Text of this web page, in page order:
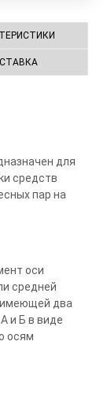
для
средств
пар на
оси
средней
имеющей два
и Б в виде
осям